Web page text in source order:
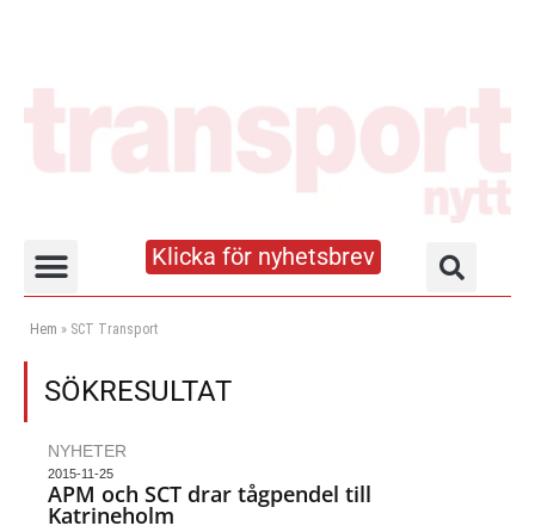
Klicka för nyhetsbrev
Hem » SCT Transport
SÖKRESULTAT
NYHETER
2015-11-25
APM och SCT drar tågpendel till
Katrineholm